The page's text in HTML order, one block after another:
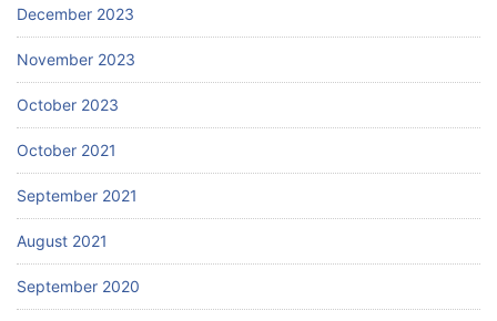
December 2023
November 2023
October 2023
October 2021
September 2021
August 2021
September 2020